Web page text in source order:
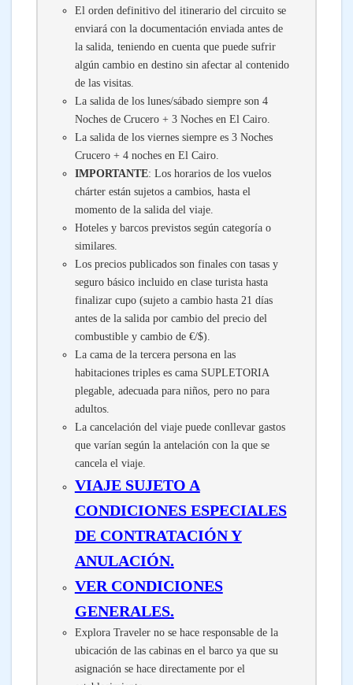
El orden definitivo del itinerario del circuito se
enviará con la documentación enviada antes de
la salida, teniendo en cuenta que puede sufrir
algún cambio en destino sin afectar al contenido
de las visitas.
La salida de los lunes/sábado siempre son 4
Noches de Crucero + 3 Noches en El Cairo.
La salida de los viernes siempre es 3 Noches
Crucero + 4 noches en El Cairo.
IMPORTANTE: Los horarios de los vuelos
chárter están sujetos a cambios, hasta el
momento de la salida del viaje.
Hoteles y barcos previstos según categoría o
similares.
Los precios publicados son finales con tasas y
seguro básico incluido en clase turista hasta
finalizar cupo (sujeto a cambio hasta 21 días
antes de la salida por cambio del precio del
combustible y cambio de €/$).
La cama de la tercera persona en las
habitaciones triples es cama SUPLETORIA
plegable, adecuada para niños, pero no para
adultos.
La cancelación del viaje puede conllevar gastos
que varían según la antelación con la que se
cancela el viaje.
VIAJE SUJETO A
CONDICIONES ESPECIALES
DE CONTRATACIÓN Y
ANULACIÓN.
VER CONDICIONES
GENERALES.
Explora Traveler no se hace responsable de la
ubicación de las cabinas en el barco ya que su
asignación se hace directamente por el